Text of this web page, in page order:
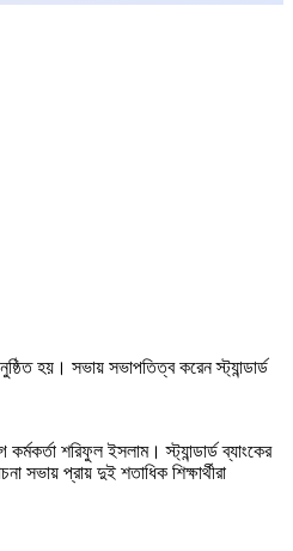
হয়। সভায় সভাপতিত্ব করেন স্ট্যান্ডার্ড
শরিফুল ইসলাম। স্ট্যান্ডার্ড ব্যাংকের
প্রায় দুই শতাধিক শিক্ষার্থীরা